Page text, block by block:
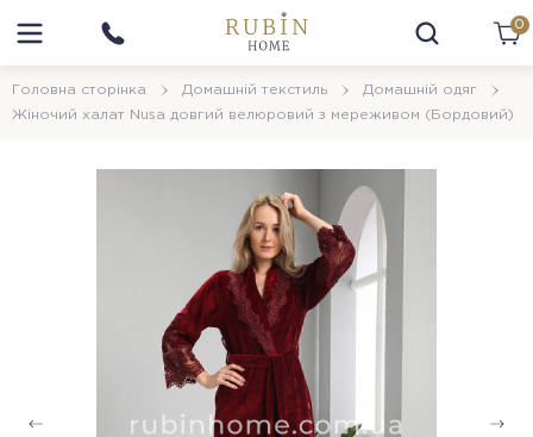
0
Головна сторінка Домашній текстиль
Домашній одяг
Жіночий халат Nusa довгий велюровий з мереживом (Бордовий)